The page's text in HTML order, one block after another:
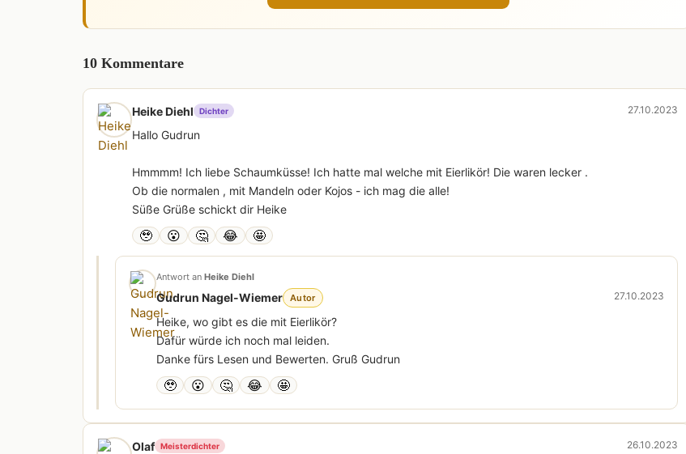
10 Kommentare
Heike Diehl Dichter 27.10.2023
Hallo Gudrun
Hmmmm! Ich liebe Schaumküsse! Ich hatte mal welche mit Eierlikör! Die waren lecker .
Ob die normalen , mit Mandeln oder Kojos - ich mag die alle!
Süße Grüße schickt dir Heike
🥹 😮 🤔 😂 🤩
Antwort an Heike Diehl
Gudrun Nagel-Wiemer Autor 27.10.2023
Heike, wo gibt es die mit Eierlikör?
Dafür würde ich noch mal leiden.
Danke fürs Lesen und Bewerten. Gruß Gudrun
🥹 😮 🤔 😂 🤩
Olaf Meisterdichter 26.10.2023